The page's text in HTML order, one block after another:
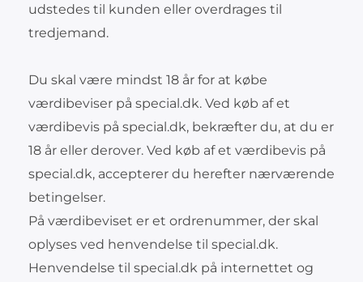
udstedes til kunden eller overdrages til
tredjemand.
Du skal være mindst 18 år for at købe
værdibeviser på special.dk. Ved køb af et
værdibevis på special.dk, bekræfter du, at du er
18 år eller derover. Ved køb af et værdibevis på
special.dk, accepterer du herefter nærværende
betingelser.
På værdibeviset er et ordrenummer, der skal
oplyses ved henvendelse til special.dk.
Henvendelse til special.dk på internettet og